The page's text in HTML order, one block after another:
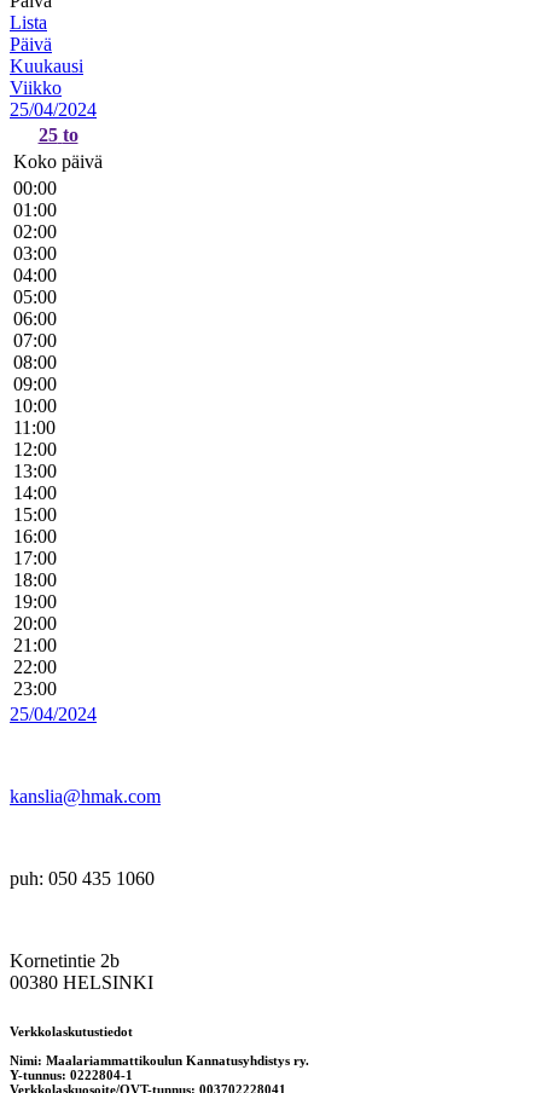
Lista
Päivä
Kuukausi
Viikko
25/04/2024
25 to
Koko päivä
00:00
01:00
02:00
03:00
04:00
05:00
06:00
07:00
08:00
09:00
10:00
11:00
12:00
13:00
14:00
15:00
16:00
17:00
18:00
19:00
20:00
21:00
22:00
23:00
25/04/2024
kanslia@hmak.com
puh: 050 435 1060
Kornetintie 2b
00380 HELSINKI
Verkkolaskutustiedot
Nimi: Maalariammattikoulun Kannatusyhdistys ry.
Y-tunnus: 0222804-1
Verkkolaskuosoite/OVT-tunnus: 003702228041